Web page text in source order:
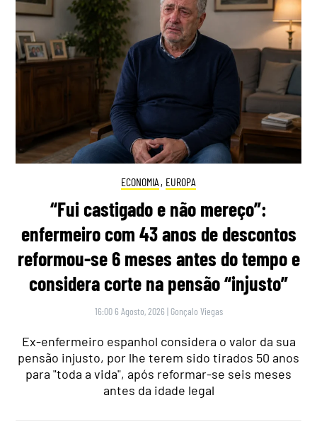
ECONOMIA , EUROPA
“Fui castigado e não mereço”:
enfermeiro com 43 anos de descontos
reformou-se 6 meses antes do tempo e
considera corte na pensão “injusto”
16:00 6 Agosto, 2026 | Gonçalo Viegas
Ex-enfermeiro espanhol considera o valor da sua
pensão injusto, por lhe terem sido tirados 50 anos
para "toda a vida", após reformar-se seis meses
antes da idade legal